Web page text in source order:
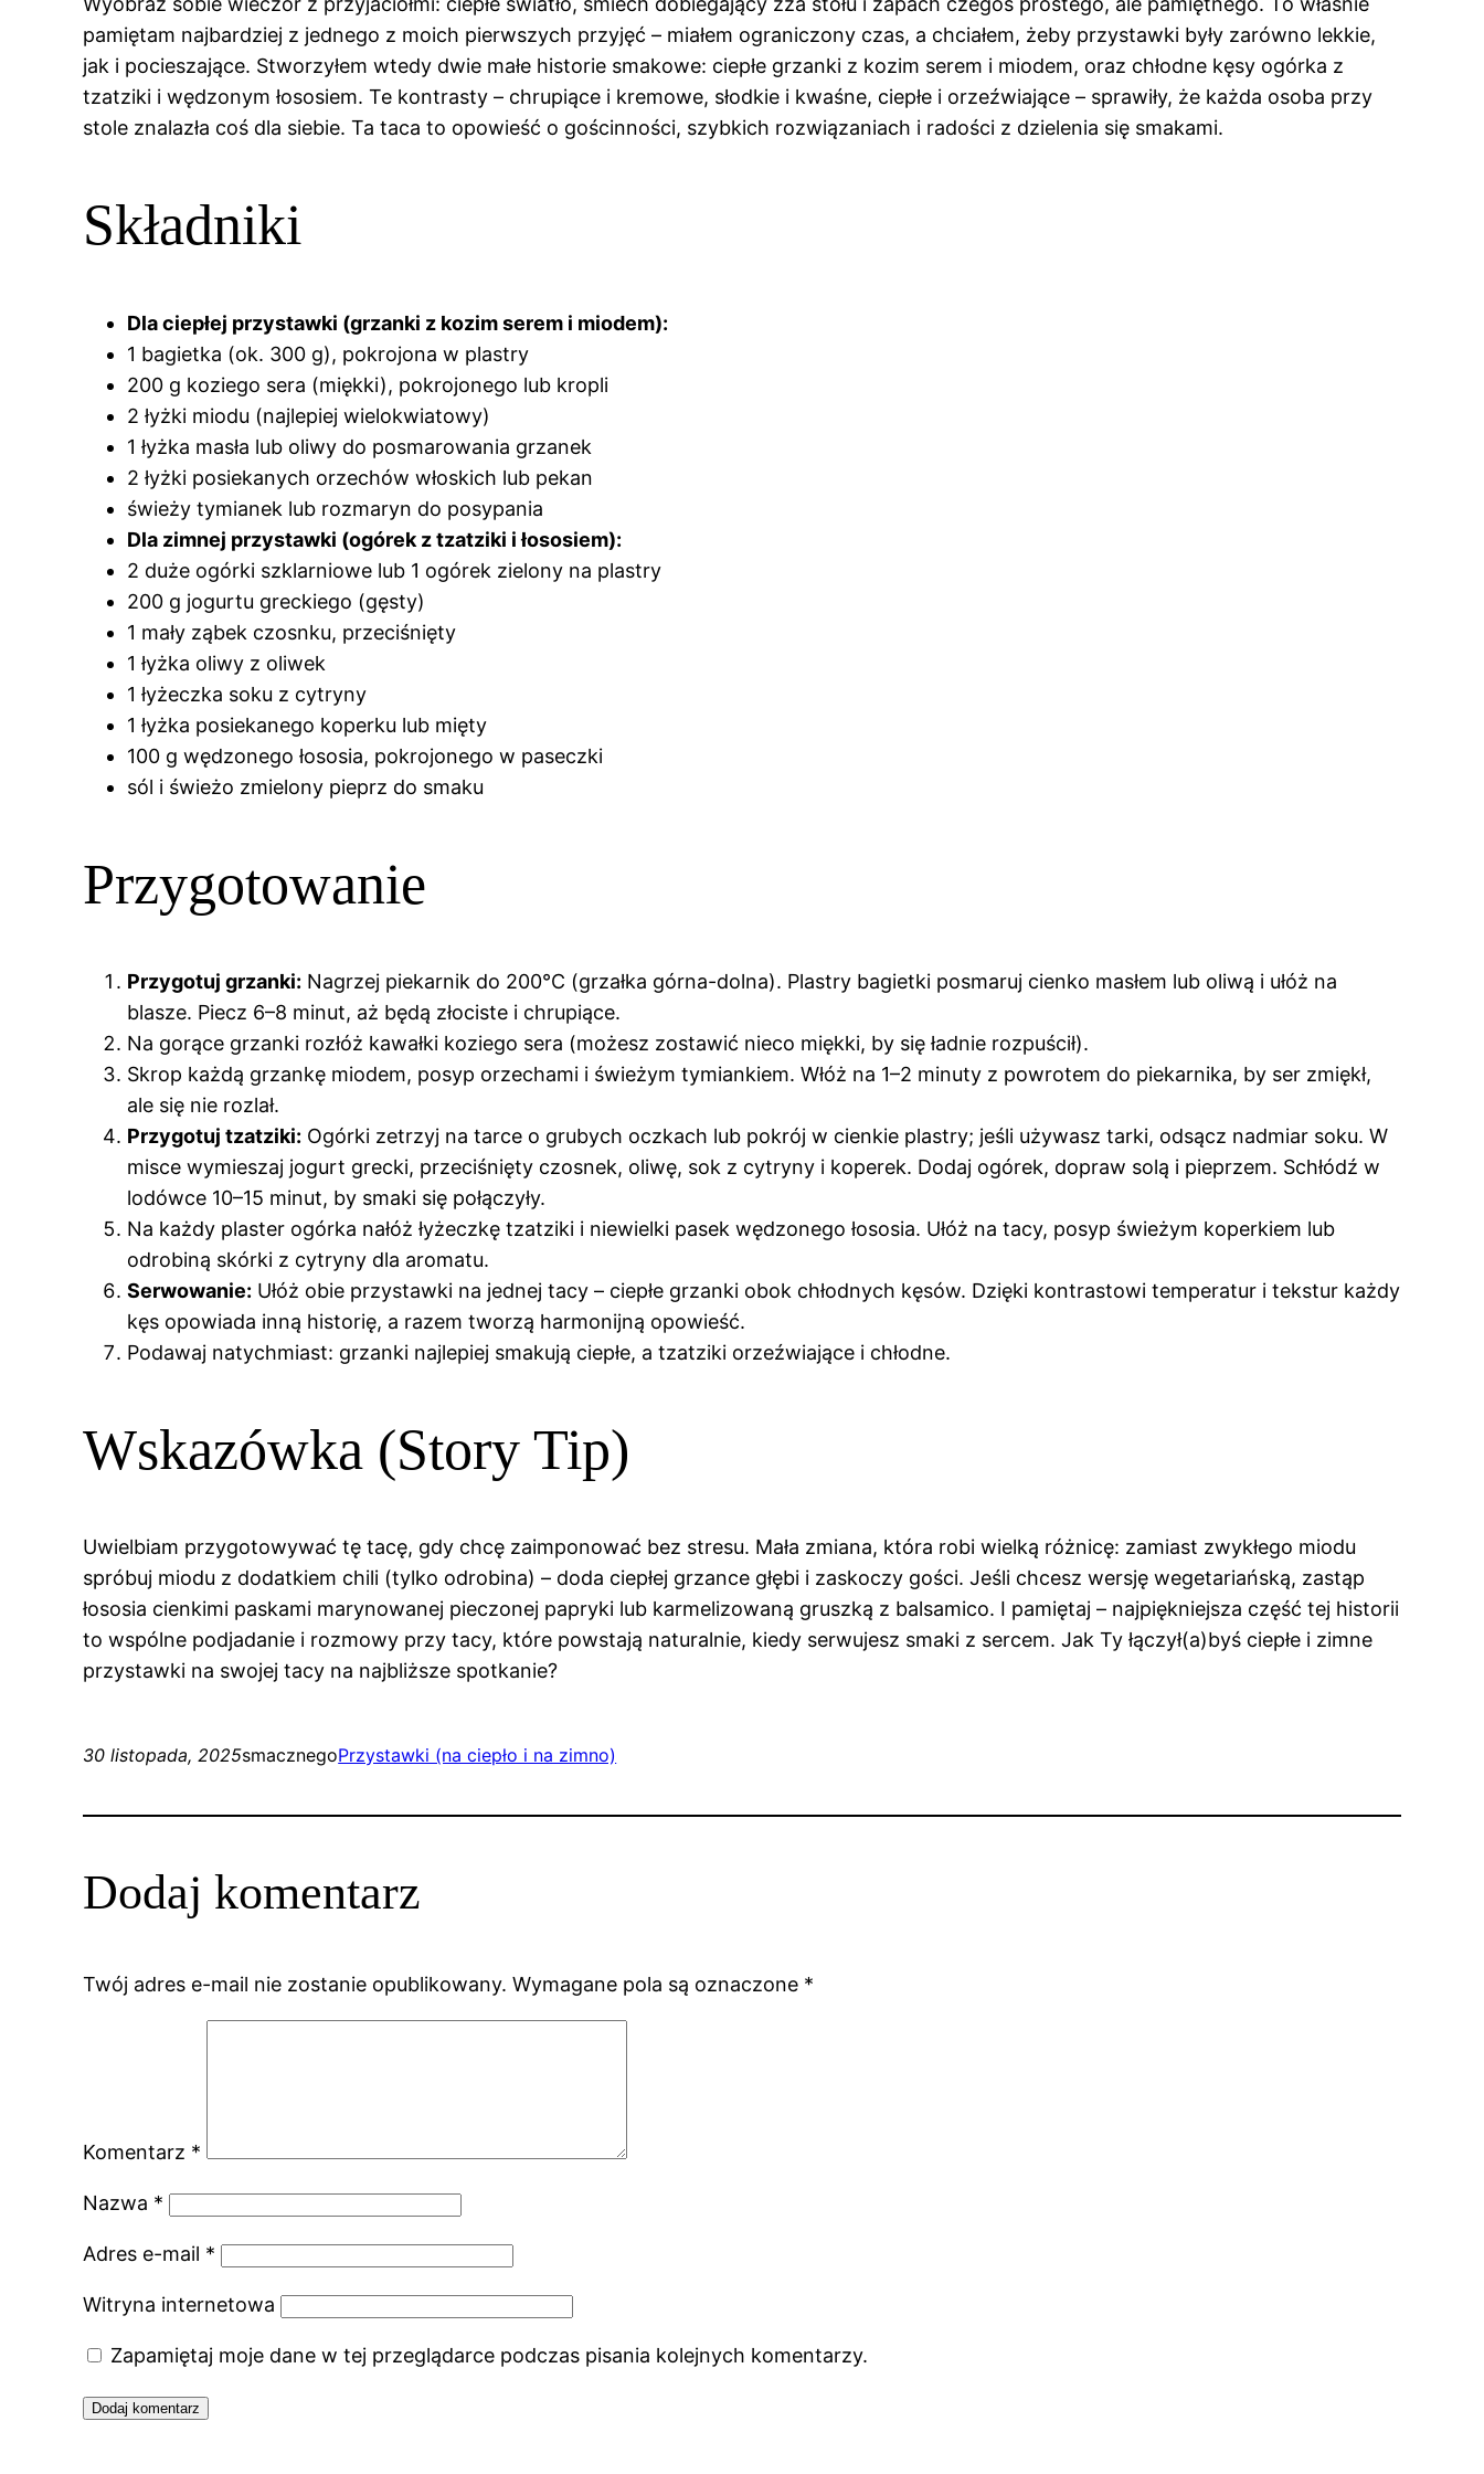
pamiętam najbardziej z jednego z moich pierwszych przyjęć – miałem ograniczony czas, a chciałem, żeby przystawki były zarówno lekkie,
jak i pocieszające. Stworzyłem wtedy dwie małe historie smakowe: ciepłe grzanki z kozim serem i miodem, oraz chłodne kęsy ogórka z
tzatziki i wędzonym łososiem. Te kontrasty – chrupiące i kremowe, słodkie i kwaśne, ciepłe i orzeźwiające – sprawiły, że każda osoba przy
stole znalazła coś dla siebie. Ta taca to opowieść o gościnności, szybkich rozwiązaniach i radości z dzielenia się smakami.
Składniki
Dla ciepłej przystawki (grzanki z kozim serem i miodem):
1 bagietka (ok. 300 g), pokrojona w plastry
200 g koziego sera (miękki), pokrojonego lub kropli
2 łyżki miodu (najlepiej wielokwiatowy)
1 łyżka masła lub oliwy do posmarowania grzanek
2 łyżki posiekanych orzechów włoskich lub pekan
świeży tymianek lub rozmaryn do posypania
Dla zimnej przystawki (ogórek z tzatziki i łososiem):
2 duże ogórki szklarniowe lub 1 ogórek zielony na plastry
200 g jogurtu greckiego (gęsty)
1 mały ząbek czosnku, przeciśnięty
1 łyżka oliwy z oliwek
1 łyżeczka soku z cytryny
1 łyżka posiekanego koperku lub mięty
100 g wędzonego łososia, pokrojonego w paseczki
sól i świeżo zmielony pieprz do smaku
Przygotowanie
Przygotuj grzanki: Nagrzej piekarnik do 200°C (grzałka górna-dolna). Plastry bagietki posmaruj cienko masłem lub oliwą i ułóż na
blasze. Piecz 6–8 minut, aż będą złociste i chrupiące.
Na gorące grzanki rozłóż kawałki koziego sera (możesz zostawić nieco miękki, by się ładnie rozpuścił).
Skrop każdą grzankę miodem, posyp orzechami i świeżym tymiankiem. Włóż na 1–2 minuty z powrotem do piekarnika, by ser zmiękł,
ale się nie rozlał.
Przygotuj tzatziki: Ogórki zetrzyj na tarce o grubych oczkach lub pokrój w cienkie plastry; jeśli używasz tarki, odsącz nadmiar soku. W
misce wymieszaj jogurt grecki, przeciśnięty czosnek, oliwę, sok z cytryny i koperek. Dodaj ogórek, dopraw solą i pieprzem. Schłódź w
lodówce 10–15 minut, by smaki się połączyły.
Na każdy plaster ogórka nałóż łyżeczkę tzatziki i niewielki pasek wędzonego łososia. Ułóż na tacy, posyp świeżym koperkiem lub
odrobiną skórki z cytryny dla aromatu.
Serwowanie: Ułóż obie przystawki na jednej tacy – ciepłe grzanki obok chłodnych kęsów. Dzięki kontrastowi temperatur i tekstur każdy
kęs opowiada inną historię, a razem tworzą harmonijną opowieść.
Podawaj natychmiast: grzanki najlepiej smakują ciepłe, a tzatziki orzeźwiające i chłodne.
Wskazówka (Story Tip)
Uwielbiam przygotowywać tę tacę, gdy chcę zaimponować bez stresu. Mała zmiana, która robi wielką różnicę: zamiast zwykłego miodu
spróbuj miodu z dodatkiem chili (tylko odrobina) – doda ciepłej grzance głębi i zaskoczy gości. Jeśli chcesz wersję wegetariańską, zastąp
łososia cienkimi paskami marynowanej pieczonej papryki lub karmelizowaną gruszką z balsamico. I pamiętaj – najpiękniejsza część tej historii
to wspólne podjadanie i rozmowy przy tacy, które powstają naturalnie, kiedy serwujesz smaki z sercem. Jak Ty łączył(a)byś ciepłe i zimne
przystawki na swojej tacy na najbliższe spotkanie?
30 listopada, 2025smacznegoPrzystawki (na ciepło i na zimno)
Dodaj komentarz
Twój adres e-mail nie zostanie opublikowany. Wymagane pola są oznaczone *
Komentarz *
Nazwa *
Adres e-mail *
Witryna internetowa
Zapamiętaj moje dane w tej przeglądarce podczas pisania kolejnych komentarzy.